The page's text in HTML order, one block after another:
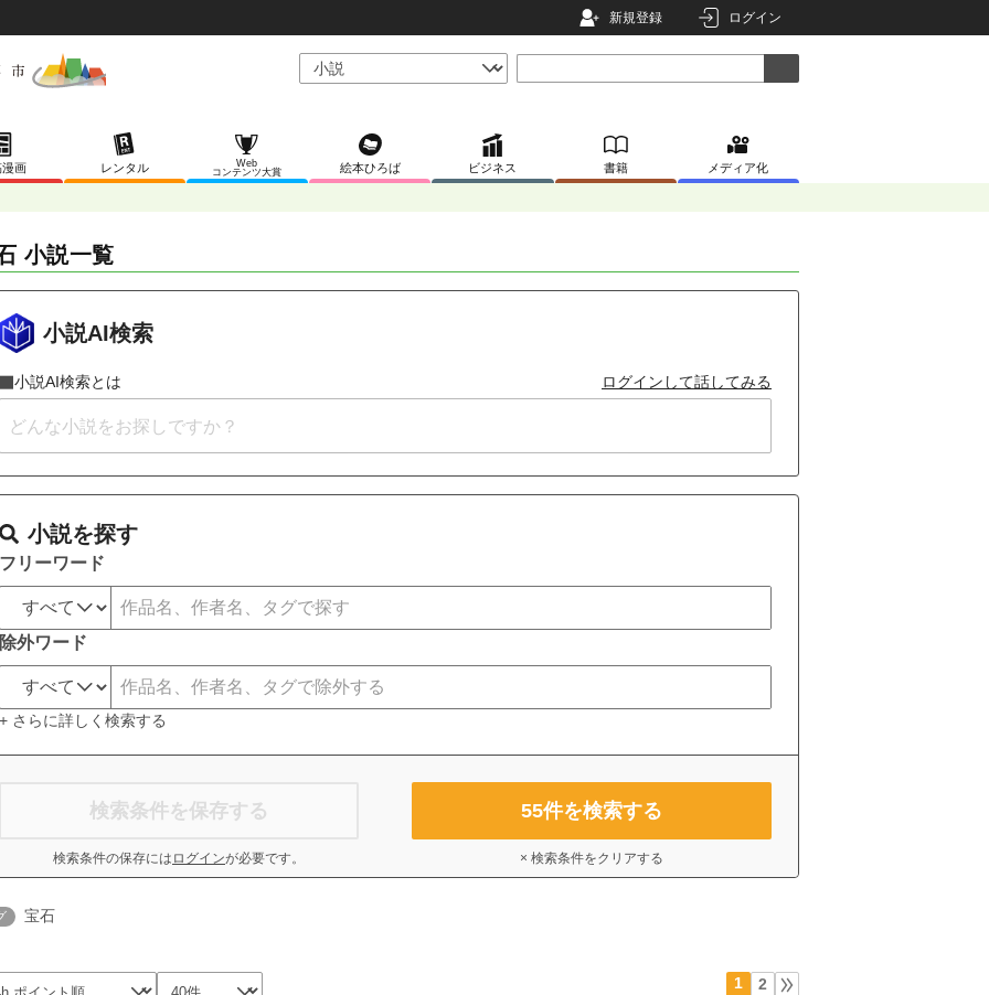
新規登録 ログイン
画 レンタル
Web
コンテンツ大賞
絵本ひろば ビジネス 書籍 メディア化
小説一覧
小説AI検索
小説AI検索とは ログインして話してみる
小説を探す
フリーワード
除外ワード
+ さらに詳しく検索する
検索条件を保存する
検索条件の保存には ログインが必要です。
55件を検索する
× 検索条件をクリアする
宝石
1 2